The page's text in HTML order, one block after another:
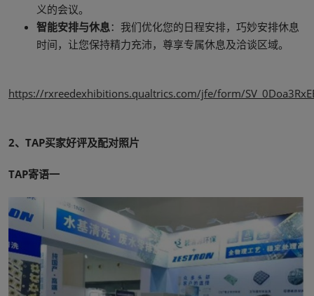
义的会议。
智能安排与休息：我们优化您的日程安排，巧妙安排休息
时间，让您保持精力充沛，尊享专属休息及洽谈区域。
https://rxreedexhibitions.qualtrics.com/jfe/form/
2、TAP买家好评及配对照片
TAP寄语一